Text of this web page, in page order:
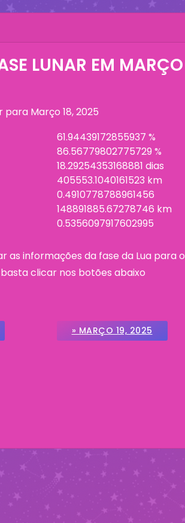
LUNAR EM MARÇO
para Março 18, 2025
61.94439172855937 %
86.56779802775729 %
18.29254353168881 dias
405553.1040161523 km
0.4910778788961456
148891885.67278746 km
0.5356097917602995
as informações da fase da Lua para o
clicar nos botões abaixo
» MARÇO 19, 2025